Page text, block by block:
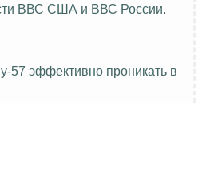
ВВС США и ВВС России.
57 эффективно проникать в